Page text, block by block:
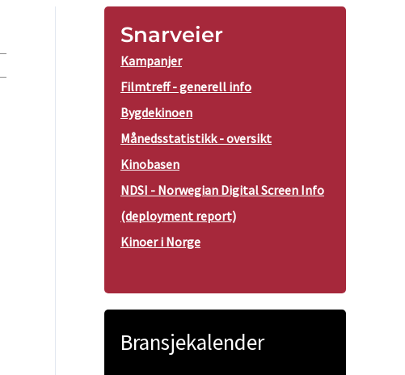
Snarveier
Kampanjer
Filmtreff - generell info
Bygdekinoen
Månedsstatistikk - oversikt
Kinobasen
NDSI - Norwegian Digital Screen Info
(deployment report)
Kinoer i Norge
Bransjekalender